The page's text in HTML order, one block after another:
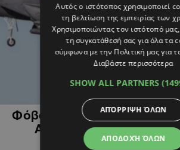
Φόβοι για αιχμαλωσία του
Αμερικανού πιλότου
επικήρυξη 60.000
Αυτός ο ιστότοπος χρησιμοποιεί
τη βελτίωση της εμπειρίας των
Χρησιμοποιώντας τον ιστότοπό
τη συγκατάθεσή σας για όλα τα
σύμφωνα με την Πολιτική μας για
Διαβάστε περισσότερα
SHOW ALL PARTNERS
ΑΠΟΔΟΧΉ ΌΛΩΝ
ΑΠΌΡΡΙΨΗ ΌΛΩΝ